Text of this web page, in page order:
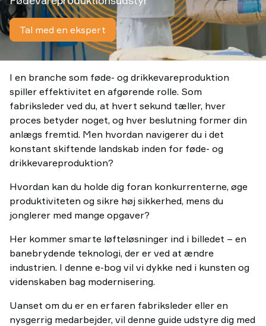
Tal med en ekspert
I en branche som føde- og drikkevareproduktion
spiller effektivitet en afgørende rolle. Som
fabriksleder ved du, at hvert sekund tæller, hver
proces betyder noget, og hver beslutning former din
anlægs fremtid. Men hvordan navigerer du i det
konstant skiftende landskab inden for føde- og
drikkevareproduktion?
Hvordan kan du holde dig foran konkurrenterne, øge
produktiviteten og sikre høj sikkerhed, mens du
jonglerer med mange opgaver?
Her kommer smarte løfteløsninger ind i billedet – en
banebrydende teknologi, der er ved at ændre
industrien. I denne e-bog vil vi dykke ned i kunsten og
videnskaben bag modernisering.
Uanset om du er en erfaren fabriksleder eller en
nysgerrig medarbejder, vil denne guide udstyre dig med
Hvorfor
vælge
TAWI